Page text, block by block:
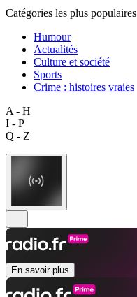
Catégories les plus populaires
Humour
Actualités
Culture et société
Sports
Crime : histoires vraies
A - H
I - P
Q - Z
En savoir plus